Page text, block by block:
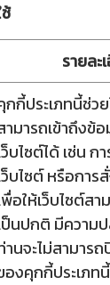
รายละ
กกี้ประเภทนี้ช่ว
ามารถเข้าถึงข้
ว็บไซต์ได้ เช่น ก
ว็บไซต์ หรือการ
พื่อให้เว็บไซต์ส
ป็นปกติ มีความ
านจะไม่สามาร
องคุกกี้ประเภท